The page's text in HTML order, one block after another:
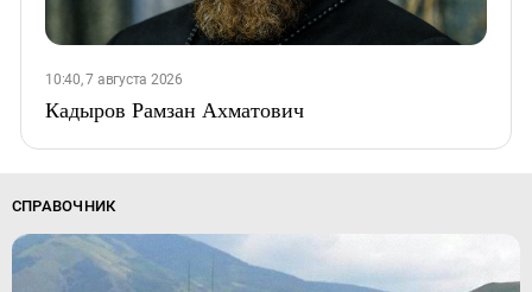
10:40, 7 августа 2026
Кадыров Рамзан Ахматович
СПРАВОЧНИК